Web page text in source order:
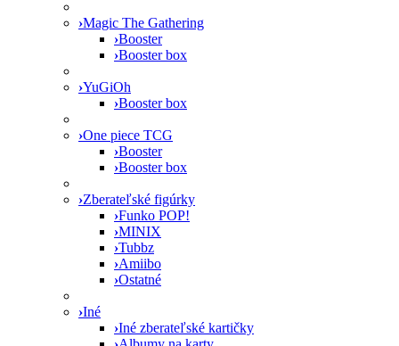
›Magic The Gathering
›Booster
›Booster box
›YuGiOh
›Booster box
›One piece TCG
›Booster
›Booster box
›Zberateľské figúrky
›Funko POP!
›MINIX
›Tubbz
›Amiibo
›Ostatné
›Iné
›Iné zberateľské kartičky